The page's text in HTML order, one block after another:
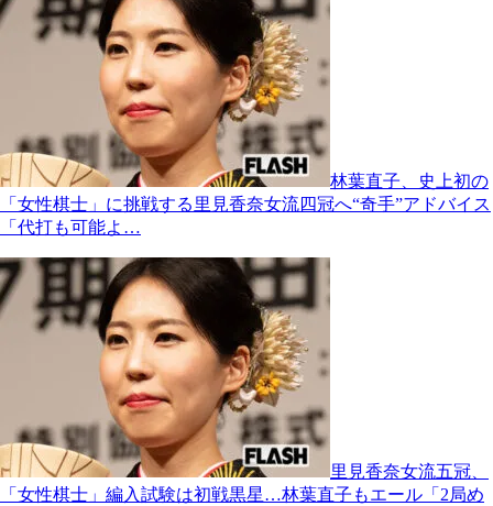
林葉直子、史上初の
「女性棋士」に挑戦する里見香奈女流四冠へ“奇手”アドバイス
「代打も可能よ…
里見香奈女流五冠、
「女性棋士」編入試験は初戦黒星…林葉直子もエール「2局め